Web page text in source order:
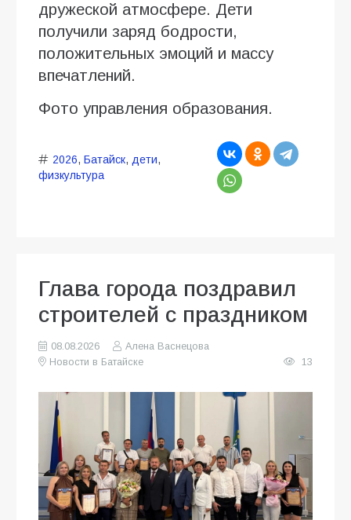
дружеской атмосфере. Дети
получили заряд бодрости,
положительных эмоций и массу
впечатлений.
Фото управления образования.
2026, Батайск, дети,
физкультура
Глава города поздравил
строителей с праздником
08.08.2026
Алена Васнецова
Новости в Батайске
13